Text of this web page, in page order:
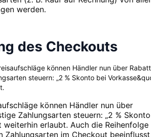
werden.
des Checkouts
können Händler nun über
steuern: „2 % Skonto bei
können Händler nun über
Zahlungsarten steuern: „2 % Skonto
weiterhin erlaubt. Auch die Reihenfolge
Zahlungsarten im Checkout beeinflusst